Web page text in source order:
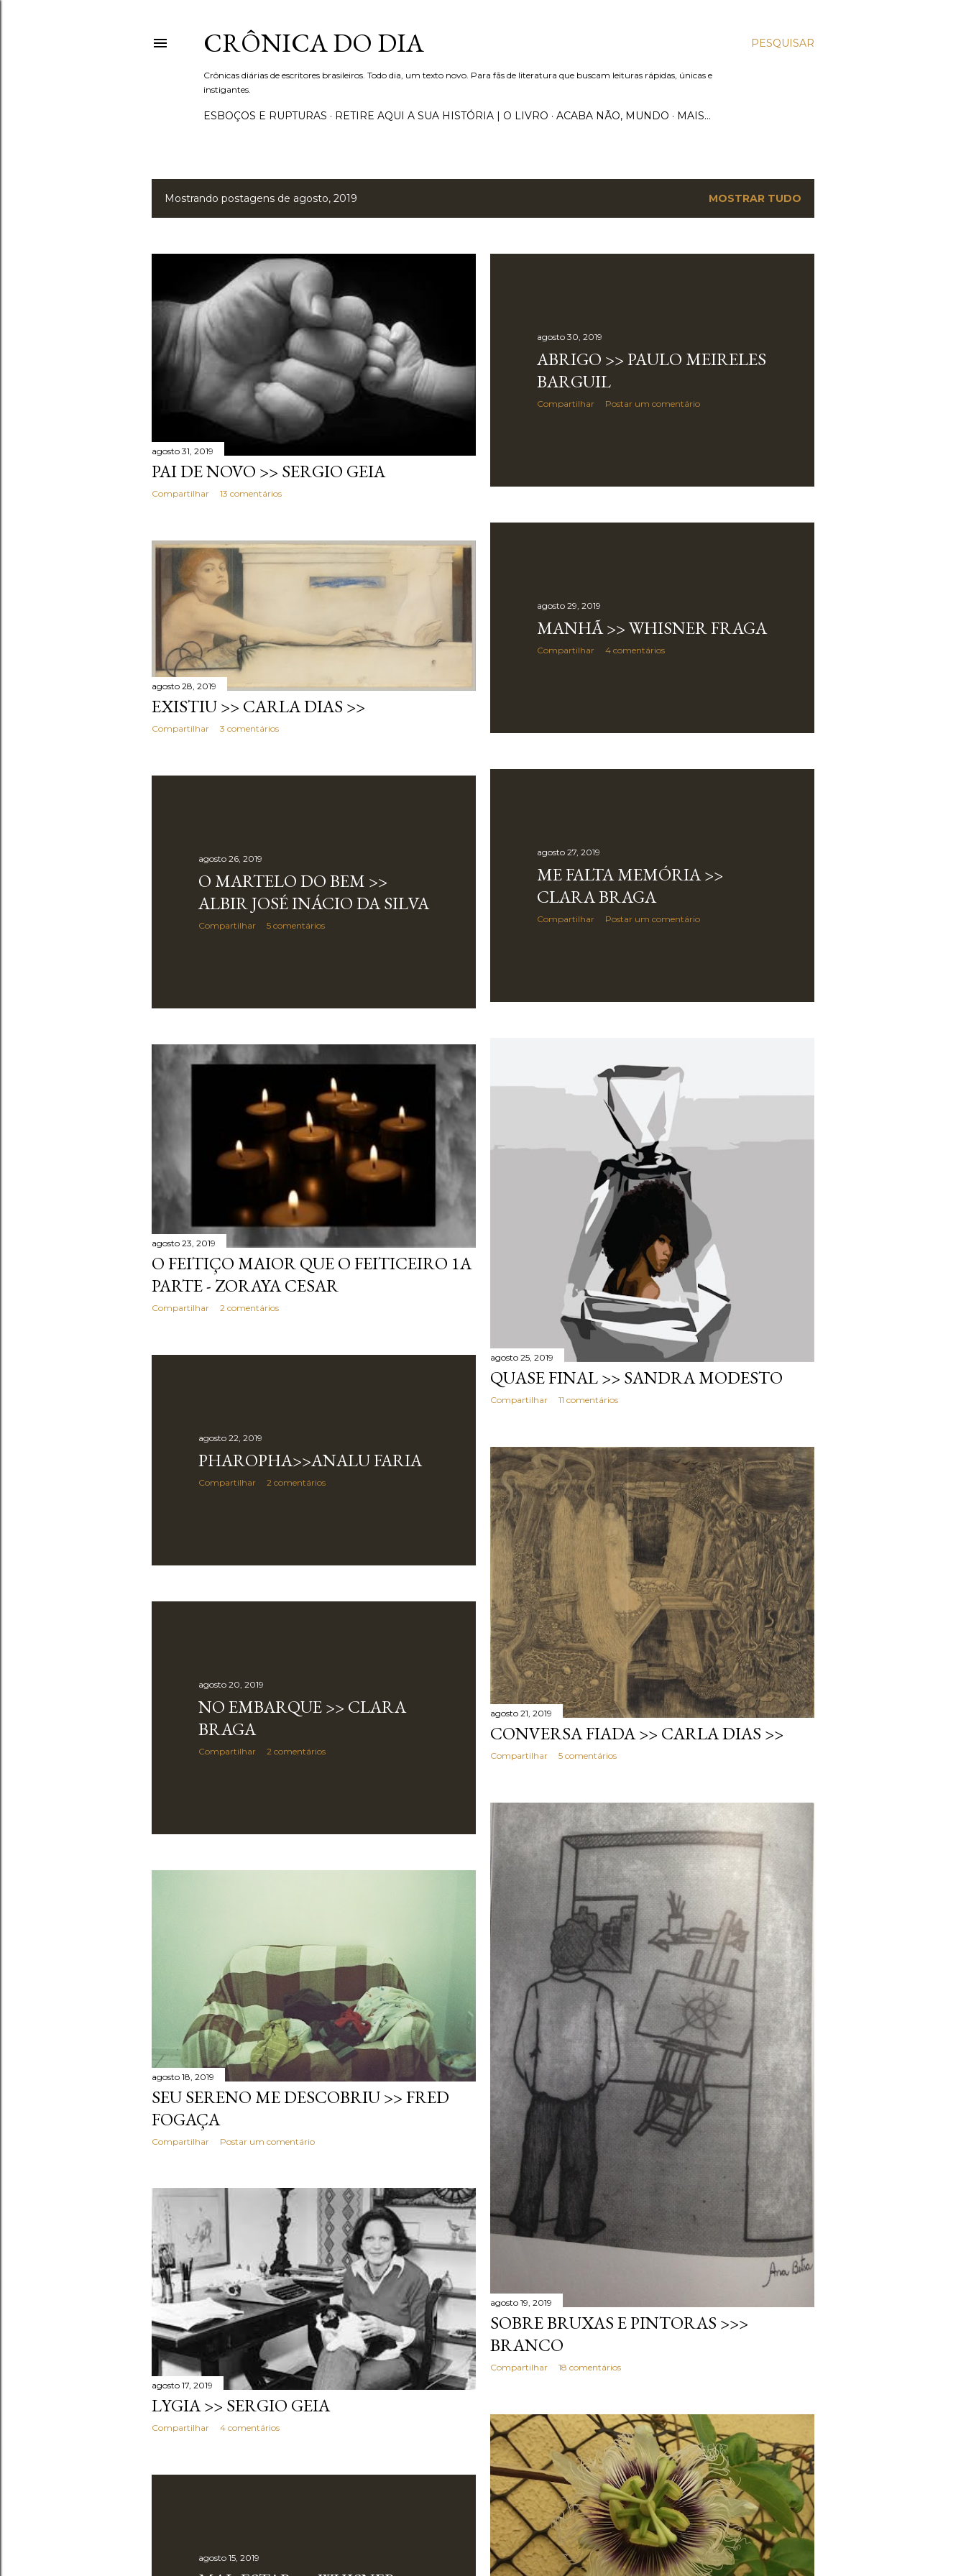
PESQUISAR
CRÔNICA DO DIA
Crônicas diárias de escritores brasileiros. Todo dia, um texto novo. Para fãs de literatura que buscam leituras rápidas, únicas e
instigantes.
ESBOÇOS E RUPTURAS RETIRE AQUI A SUA HISTÓRIA | O LIVRO ACABA NÃO, MUNDO MAIS…
P
t
a
g
s
Mostrando postagens de agosto, 2019 MOSTRAR TUDO
agosto 31, 2019
PAI DE NOVO >> SERGIO GEIA
Compartilhar 13 comentários
agosto 30, 2019
ABRIGO >> PAULO MEIRELES
BARGUIL
Compartilhar Postar um comentário
agosto 29, 2019
MANHÃ >> WHISNER FRAGA
Compartilhar 4 comentários
agosto 28, 2019
EXISTIU >> CARLA DIAS >>
Compartilhar 3 comentários
agosto 27, 2019
ME FALTA MEMÓRIA >>
CLARA BRAGA
Compartilhar Postar um comentário
agosto 26, 2019
O MARTELO DO BEM >>
ALBIR JOSÉ INÁCIO DA SILVA
Compartilhar 5 comentários
agosto 25, 2019
QUASE FINAL >> SANDRA MODESTO
Compartilhar 11 comentários
agosto 23, 2019
O FEITIÇO MAIOR QUE O FEITICEIRO 1A
PARTE - ZORAYA CESAR
Compartilhar 2 comentários
agosto 22, 2019
PHAROPHA>>ANALU FARIA
Compartilhar 2 comentários
agosto 21, 2019
CONVERSA FIADA >> CARLA DIAS >>
Compartilhar 5 comentários
agosto 20, 2019
NO EMBARQUE >> CLARA
BRAGA
Compartilhar 2 comentários
agosto 19, 2019
SOBRE BRUXAS E PINTORAS >>>
BRANCO
Compartilhar 18 comentários
agosto 18, 2019
SEU SERENO ME DESCOBRIU >> FRED
FOGAÇA
Compartilhar Postar um comentário
agosto 17, 2019
LYGIA >> SERGIO GEIA
Compartilhar 4 comentários
agosto 15, 2019